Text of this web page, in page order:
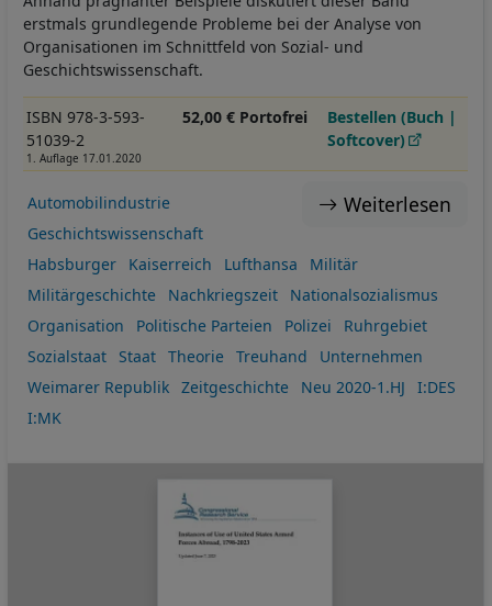
erstmals grundlegende Probleme bei der Analyse von
Organisationen im Schnittfeld von Sozial- und
Geschichtswissenschaft.
ISBN 978-3-593-
51039-2
1. Auflage 17.01.2020
52,00 € Portofrei
Bestellen (Buch |
Softcover)
Weiterlesen
Automobilindustrie
Geschichtswissenschaft
Habsburger
Kaiserreich Lufthansa
Militär
Militärgeschichte
Nachkriegszeit
Nationalsozialismus
Organisation
Politische Parteien Polizei
Ruhrgebiet
Sozialstaat
Staat Theorie Treuhand
Unternehmen
Weimarer Republik
Zeitgeschichte Neu 2020-1.HJ
I:DES
I:MK